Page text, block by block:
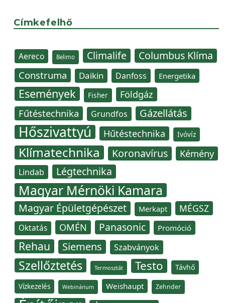
Címkefelhő
Aereco Belimo Climalife Columbus Klíma
Construma Daikin Danfoss Energetika
Események Fisher Földgáz
Fűtéstechnika Grundfos Gázellátás
Hőszivattyú Hűtéstechnika Ivóvíz
Klímatechnika Koronavírus Kémény
Lindab Légtechnika
Magyar Mérnöki Kamara
Magyar Épületgépészet Merkapt MÉGSZ
Oktatás OMÉN Panasonic Promóció
Rehau Siemens Szabványok
Szellőztetés Termosztát Testo Távhő
Vízkezelés Webinárium Weishaupt Zehnder